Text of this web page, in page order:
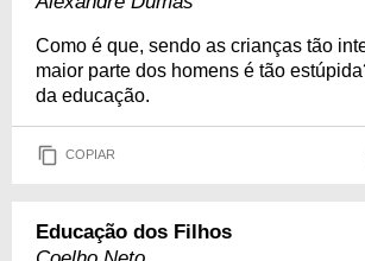
Como é que, sendo as crianças tão
maior parte dos homens é tão
da educação.
COPIAR
Educação dos Filhos